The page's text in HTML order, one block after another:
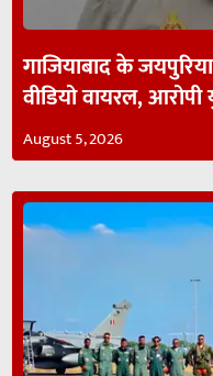
गाजियाबाद के
वीडियो वायरल,
August 5, 2026